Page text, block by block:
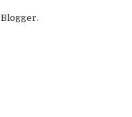
Blogger.